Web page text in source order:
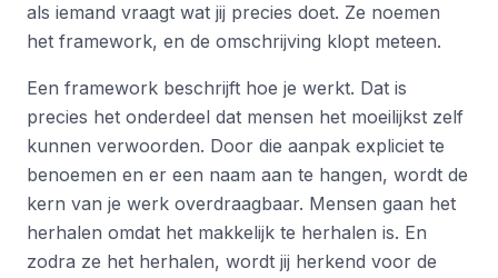
als iemand vraagt wat jij precies doet. Ze noemen
het framework, en de omschrijving klopt meteen.
Een framework beschrijft hoe je werkt. Dat is
precies het onderdeel dat mensen het moeilijkst zelf
kunnen verwoorden. Door die aanpak expliciet te
benoemen en er een naam aan te hangen, wordt de
kern van je werk overdraagbaar. Mensen gaan het
herhalen omdat het makkelijk te herhalen is. En
zodra ze het herhalen, wordt jij herkend voor de